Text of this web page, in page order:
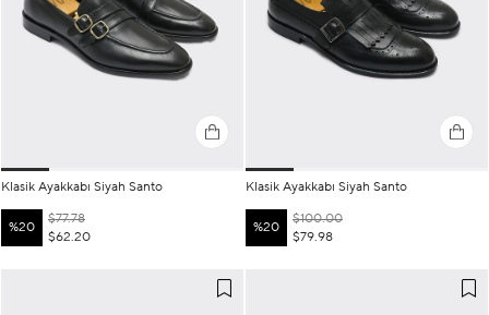
Klasik Ayakkabı Siyah Santo
%20
$62.20
$77.78
Klasik Ayakkabı Siyah Santo
%20
$79.98
$100.00